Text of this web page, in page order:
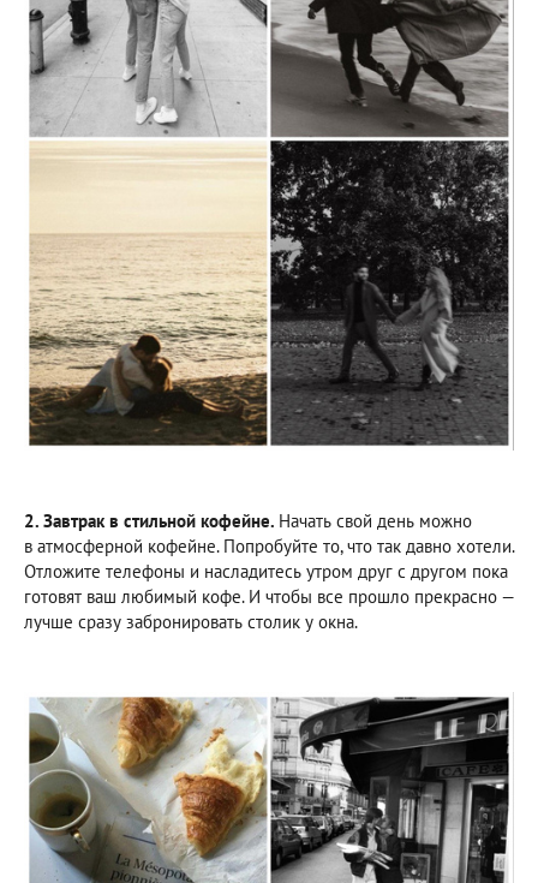
2. Завтрак в стильной кофейне. Начать свой день можно
в атмосферной кофейне. Попробуйте то, что так давно хотели.
Отложите телефоны и насладитесь утром друг с другом пока
готовят ваш любимый кофе. И чтобы все прошло прекрасно —
лучше сразу забронировать столик у окна.